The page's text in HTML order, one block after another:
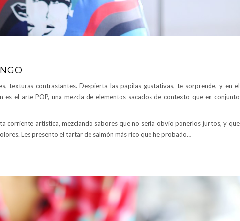
texturas contrastantes. Despierta las papilas gustativas, te sorprende, y en el
el arte POP, una mezcla de elementos sacados de contexto que en conjunto
corriente artística, mezclando sabores que no sería obvio ponerlos juntos, y que
Les presento el tartar de salmón más rico que he probado…